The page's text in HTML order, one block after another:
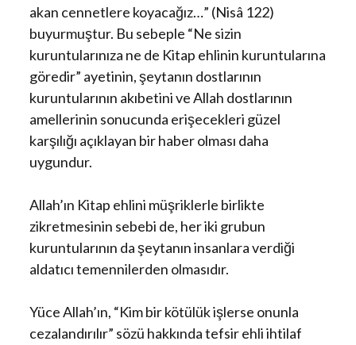
akan cennetlere koyacağız…” (Nisâ 122)
buyurmuştur. Bu sebeple “Ne sizin
kuruntularınıza ne de Kitap ehlinin kuruntularına
göredir” ayetinin, şeytanın dostlarının
kuruntularının akıbetini ve Allah dostlarının
amellerinin sonucunda erişecekleri güzel
karşılığı açıklayan bir haber olması daha
uygundur.
Allah’ın Kitap ehlini müşriklerle birlikte
zikretmesinin sebebi de, her iki grubun
kuruntularının da şeytanın insanlara verdiği
aldatıcı temennilerden olmasıdır.
Yüce Allah’ın, “Kim bir kötülük işlerse onunla
cezalandırılır” sözü hakkında tefsir ehli ihtilaf